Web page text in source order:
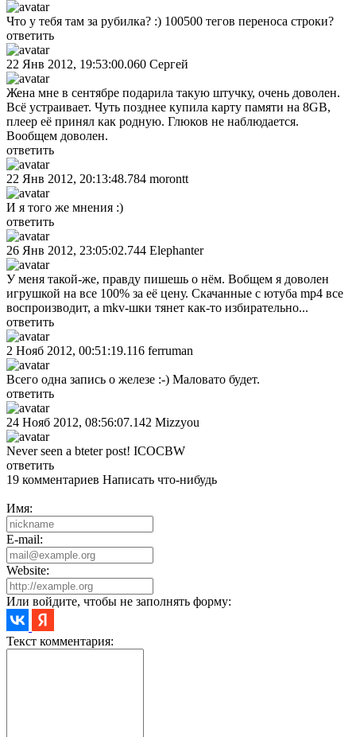
Что у тебя там за рубилка? :) 100500 тегов переноса строки?
ответить
22 Янв 2012, 19:53:00.060 Сергей
Жена мне в сентябре подарила такую штучку, очень доволен.
Всё устраивает. Чуть позднее купила карту памяти на 8GB,
плеер её принял как родную. Глюков не наблюдается.
Вообщем доволен.
ответить
22 Янв 2012, 20:13:48.784 morontt
И я того же мнения :)
ответить
26 Янв 2012, 23:05:02.744 Elephanter
У меня такой-же, правду пишешь о нём. Вобщем я доволен
игрушкой на все 100% за её цену. Скачанные с ютуба mp4 все
воспроизводит, а mkv-шки тянет как-то избирательно...
ответить
2 Нояб 2012, 00:51:19.116 ferruman
Всего одна запись о железе :-) Маловато будет.
ответить
24 Нояб 2012, 08:56:07.142 Mizzyou
Never seen a bteter post! ICOCBW
ответить
19 комментариев Написать что-нибудь
Имя:
E-mail:
Website:
Или войдите, чтобы не заполнять форму:
Текст комментария: